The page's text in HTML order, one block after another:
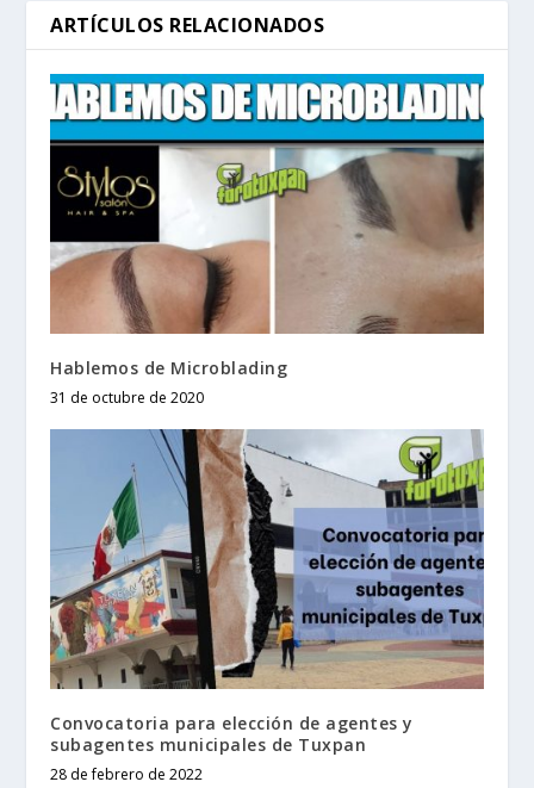
ARTÍCULOS RELACIONADOS
Hablemos de Microblading
31 de octubre de 2020
Convocatoria para elección de agentes y
subagentes municipales de Tuxpan
28 de febrero de 2022